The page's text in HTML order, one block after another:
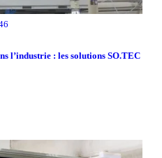
l’industrie : les solutions SO.TEC